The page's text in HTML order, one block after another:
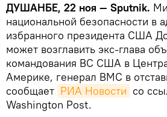
ДУШАНБЕ, 22 ноя — Sputnik.
национальной безопасности в
избранного президента США
может возглавить экс-глава
командования ВС США в
Америке, генерал ВМС в
сообщает РИА Новости со
Washington Post.